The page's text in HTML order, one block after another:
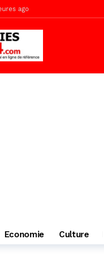
devant le Gouverneur
Camp JAVA de Mboro
ago
2 jours ago
Economie Culture